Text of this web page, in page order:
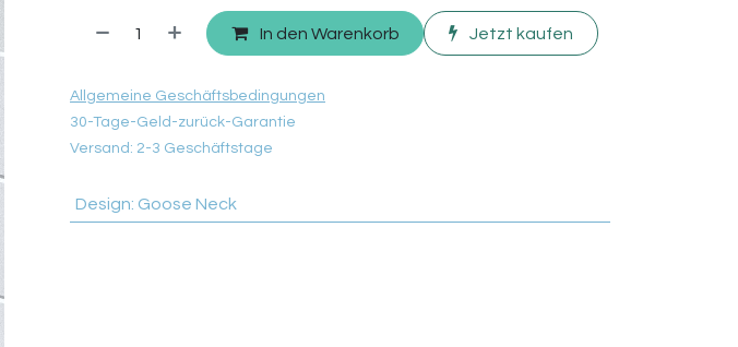
In den Warenkorb Jetzt kaufen
Allgemeine Geschäftsbedingungen
30-Tage-Geld-zurück-Garantie
Versand: 2-3 Geschäftstage
Design: Goose Neck